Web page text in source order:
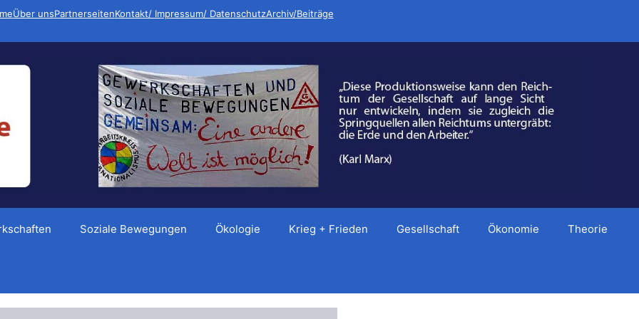
Über unsPartnerseitenKontakt/ Impressum/ DatenschutzArchiv/Beiträge
Soziale Bewegungen Ökologie Krieg + Frieden Gesellschaft Ökonomie Theorie